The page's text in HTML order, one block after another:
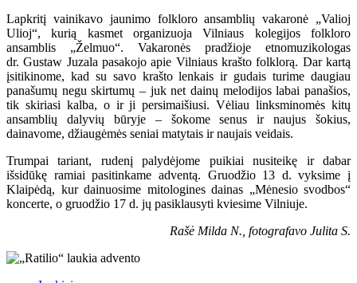
Lapkritį vainikavo jaunimo folkloro ansamblių vakaronė „Valioj
Ulioj“, kurią kasmet organizuoja Vilniaus kolegijos folkloro
ansamblis „Želmuo“. Vakaronės pradžioje etnomuzikologas
dr. Gustaw Juzala pasakojo apie Vilniaus krašto folklorą. Dar kartą
įsitikinome, kad su savo krašto lenkais ir gudais turime daugiau
panašumų negu skirtumų – juk net dainų melodijos labai panašios,
tik skiriasi kalba, o ir ji persimaišiusi. Vėliau linksminomės kitų
ansamblių dalyvių būryje – šokome senus ir naujus šokius,
dainavome, džiaugėmės seniai matytais ir naujais veidais.
Trumpai tariant, rudenį palydėjome puikiai nusiteikę ir dabar
išsidūkę ramiai pasitinkame adventą. Gruodžio 13 d. vyksime į
Klaipėdą, kur dainuosime mitologines dainas „Mėnesio svodbos“
koncerte, o gruodžio 17 d. jų pasiklausyti kviesime Vilniuje.
Rašė Milda N., fotografavo Julita S.